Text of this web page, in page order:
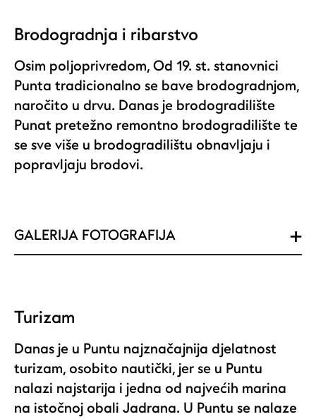
Brodogradnja i ribarstvo
Osim poljoprivredom, Od 19. st. stanovnici
Punta tradicionalno se bave brodogradnjom,
naročito u drvu. Danas je brodogradilište
Punat pretežno remontno brodogradilište te
se sve više u brodogradilištu obnavljaju i
popravljaju brodovi.
GALERIJA FOTOGRAFIJA
Turizam
Danas je u Puntu najznačajnija djelatnost
turizam, osobito nautički, jer se u Puntu
nalazi najstarija i jedna od najvećih marina
na istočnoj obali Jadrana. U Puntu se nalaze